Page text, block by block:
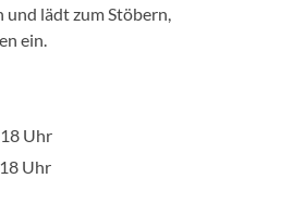
und lädt zum Stöbern,
ein.
Uhr
Uhr